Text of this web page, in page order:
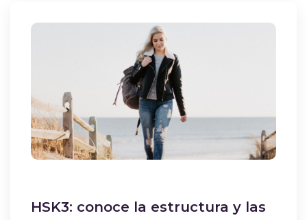
HSK3: conoce la estructura y las